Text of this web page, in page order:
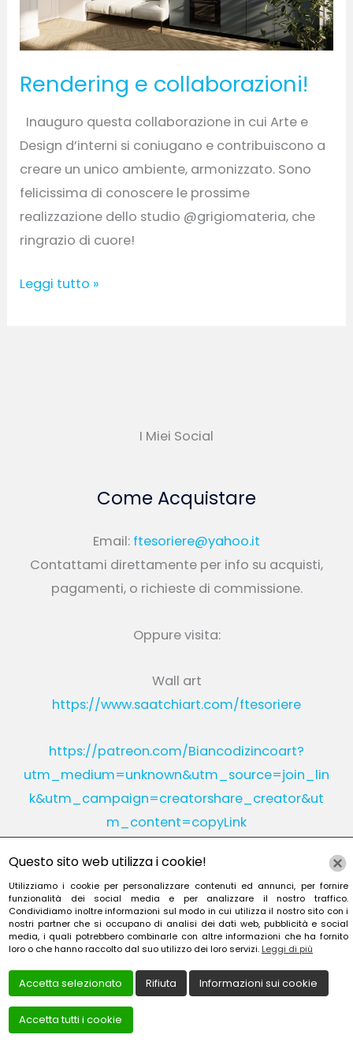
Rendering e collaborazioni!
Inauguro questa collaborazione in cui Arte e
Design d’interni si coniugano e contribuiscono a
creare un unico ambiente, armonizzato. Sono
felicissima di conoscere le prossime
realizzazione dello studio @grigiomateria, che
ringrazio di cuore!
Leggi tutto »
I Miei Social
Come Acquistare
Email: ftesoriere@yahoo.it
Contattami direttamente per info su acquisti,
pagamenti, o richieste di commissione.
Oppure visita:
Wall art
https://www.saatchiart.com/ftesoriere
https://patreon.com/Biancodizincoart?
utm_medium=unknown&utm_source=join_lin
k&utm_campaign=creatorshare_creator&ut
m_content=copyLink
Instagram Linkedin
YouTube Patreon
Creato daLocal Web – Agenzia Web Marketing Milano
Questo sito web utilizza i cookie!
Utilizziamo i cookie per personalizzare contenuti ed annunci, per fornire
funzionalità dei social media e per analizzare il nostro traffico.
Condividiamo inoltre informazioni sul modo in cui utilizza il nostro sito con i
nostri partner che si occupano di analisi dei dati web, pubblicità e social
media, i quali potrebbero combinarle con altre informazioni che ha fornito
loro o che hanno raccolto dal suo utilizzo dei loro servizi. Leggi di più
Accetta selezionato Rifiuta Informazioni sui cookie
Accetta tutti i cookie